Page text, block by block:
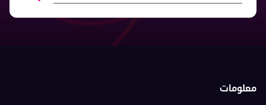
معلومات